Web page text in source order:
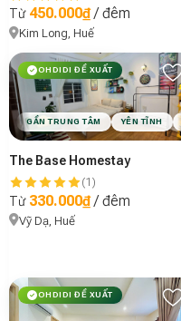
Từ 450.000₫/ đêm
Kim Long, Huế
OHDIDI ĐỀ XUẤT
GẦN TRUNG TÂM YÊN TĨNH
The Base Homestay
(1)
Từ 330.000₫/ đêm
Vỹ Dạ, Huế
OHDIDI ĐỀ XUẤT